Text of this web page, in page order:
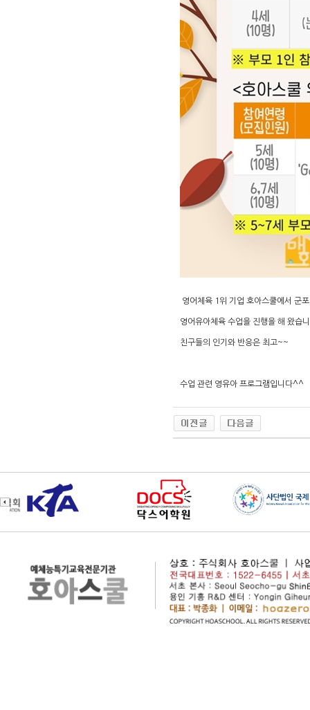
영어체육 1위 기업 호아스쿨에서 군
영어유아체육 수업을 진행을 해 왔습
친구들의 인기와 반응은 최고~~
수업 관련 영유아 프로그램입니다^^